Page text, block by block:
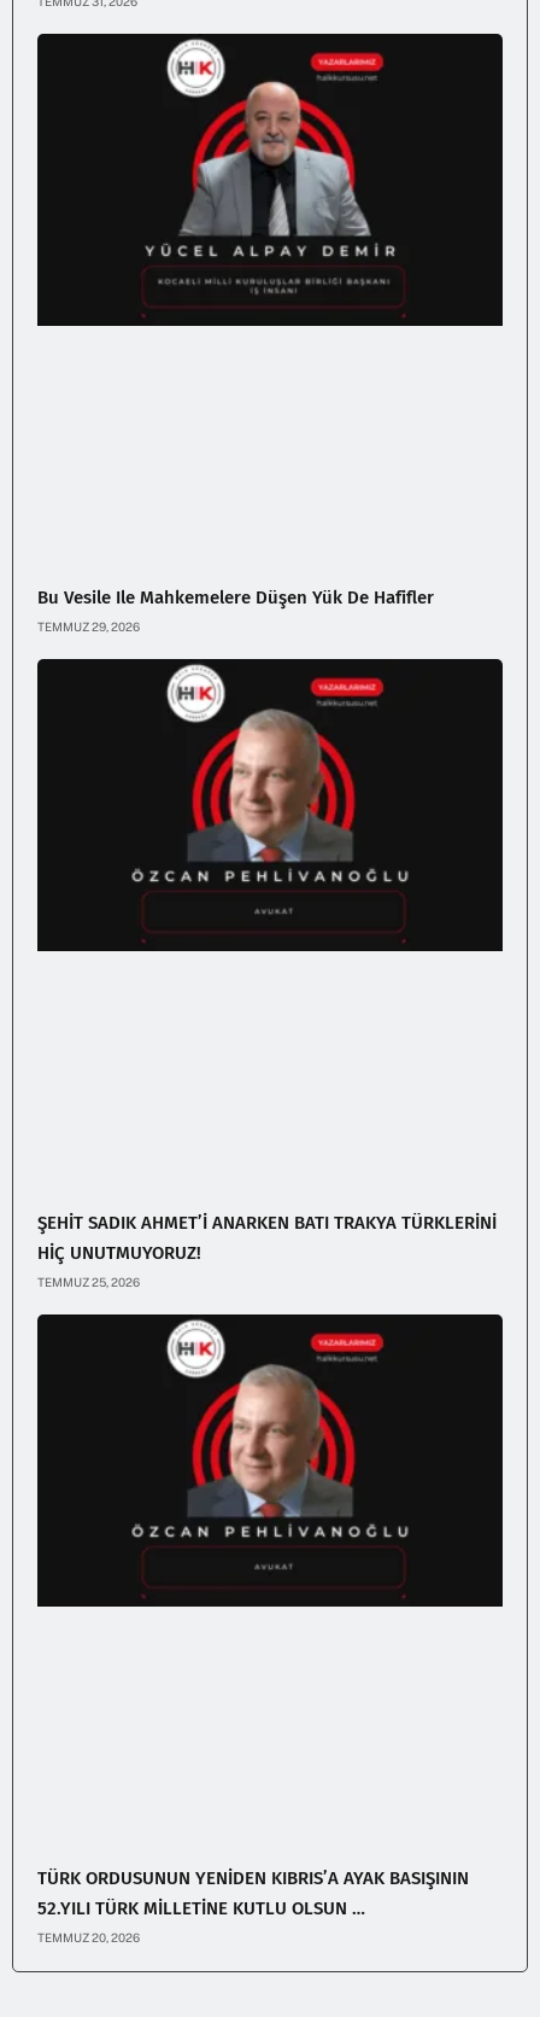
Bu Vesile Ile Mahkemelere Düşen Yük De Hafifler
TEMMUZ 29, 2026
ŞEHİT SADIK AHMET’İ ANARKEN BATI TRAKYA TÜRKLERİNİ
HİÇ UNUTMUYORUZ!
TEMMUZ 25, 2026
TÜRK ORDUSUNUN YENİDEN KIBRIS’A AYAK BASIŞININ
52.YILI TÜRK MİLLETİNE KUTLU OLSUN …
TEMMUZ 20, 2026